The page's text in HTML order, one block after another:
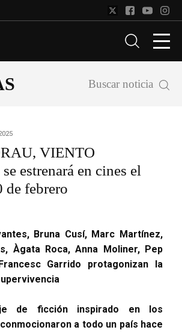
Buscar noticia
VIENTO
estrenará en cines el
de febrero
Bruna Cusí, Marc Martínez,
Àgata Roca, Anna Moliner, Pep
Garrido protagonizan la
de ficción inspirado en los
a todo un país hace